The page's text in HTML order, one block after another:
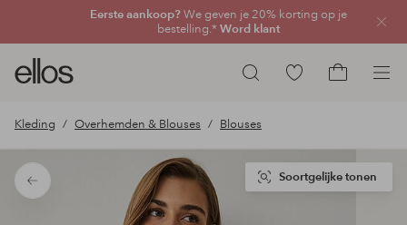
Eerste aankoop?We geven je 20% korting op je
bestelling.* Word klant
Zoeken
Ellos
logo
ga
naar
de
voorpagina
Ga
producten
Kleding Overhemden & Blouses Blouses
Terug
Soortgelijke tonen